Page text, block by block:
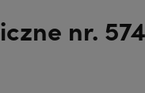
nr.